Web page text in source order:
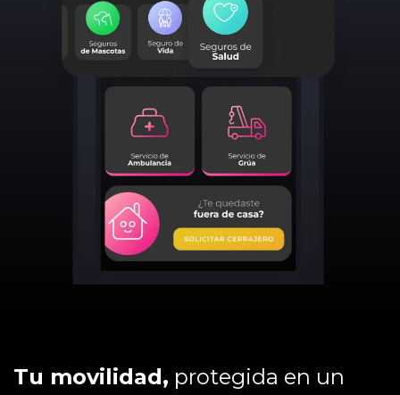
Tu movilidad, protegida en un